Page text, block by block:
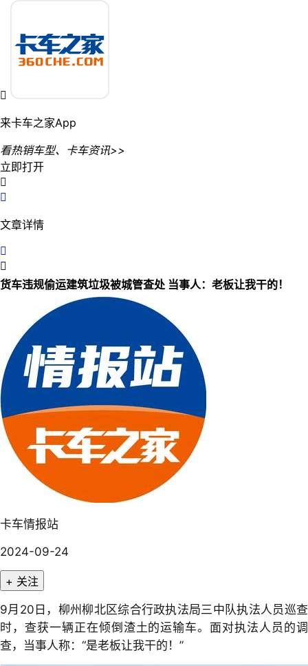

来卡车之家App
看热销车型、卡车资讯>>
立即打开


文章详情


货车违规偷运建筑垃圾被城管查处 当事人：老板让我干的！
卡车情报站
2024-09-24
+ 关注
9月20日，柳州柳北区综合行政执法局三中队执法人员巡查
时，查获一辆正在倾倒渣土的运输车。面对执法人员的调
查，当事人称：“是老板让我干的！”